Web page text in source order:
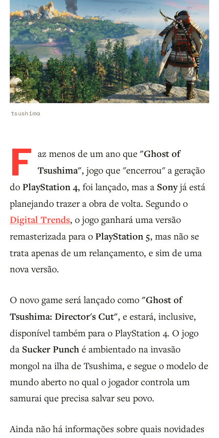
tsushima
F az menos de um ano que "Ghost of
Tsushima", jogo que "encerrou" a geração
do PlayStation 4, foi lançado, mas a Sonyjá está
planejando trazer a obra de volta. Segundo o
Digital Trends, o jogo ganhará uma versão
remasterizada para o PlayStation 5, mas não se
trata apenas de um relançamento, e sim de uma
nova versão.
O novo game será lançado como "Ghost of
Tsushima: Director's Cut", e estará, inclusive,
disponível também para o PlayStation 4. O jogo
da Sucker Punch é ambientado na invasão
mongol na ilha de Tsushima, e segue o modelo de
mundo aberto no qual o jogador controla um
samurai que precisa salvar seu povo.
Ainda não há informações sobre quais novidades